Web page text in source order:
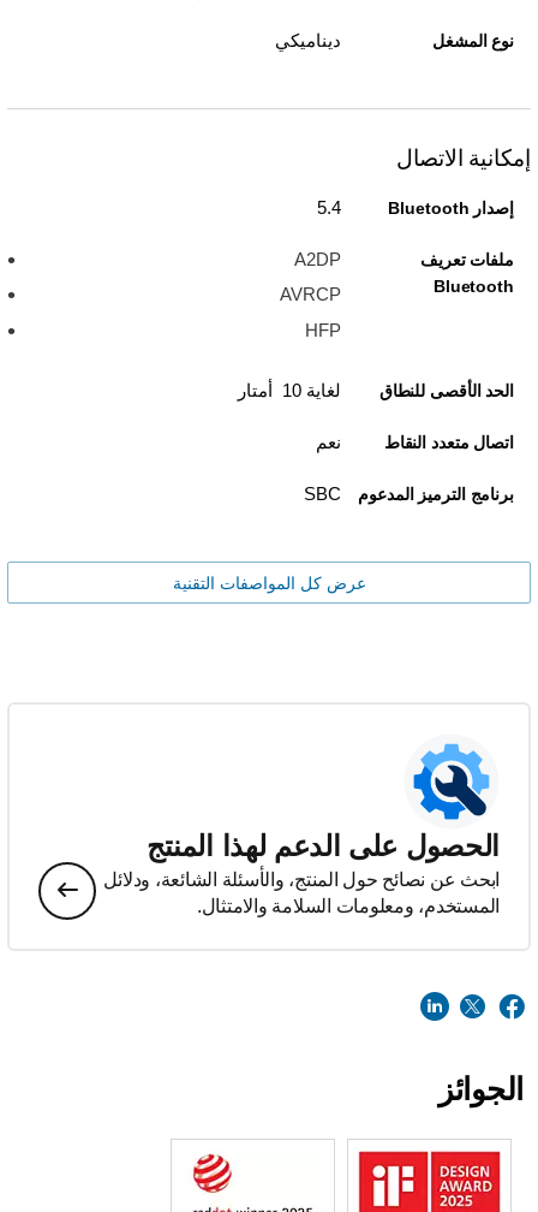
نوع المشغل ديناميكي
إمكانية الاتصال
إصدار Bluetooth 5.4
ملفات تعريف
Bluetooth
A2DP
AVRCP
HFP
الحد الأقصى للنطاق لغاية 10 أمتار
اتصال متعدد النقاط نعم
برنامج الترميز المدعوم SBC
عرض كل المواصفات التقنية
الحصول على الدعم لهذا المنتج
ابحث عن نصائح حول المنتج، والأسئلة الشائعة، ودلائل
المستخدم، ومعلومات السلامة والامتثال.
الجوائز